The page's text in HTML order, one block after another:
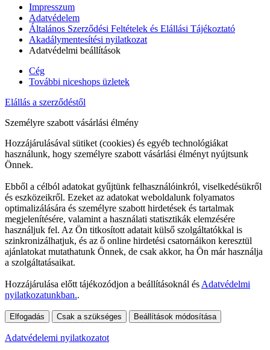
Impresszum
Adatvédelem
Általános Szerződési Feltételek és Elállási Tájékoztató
Akadálymentesítési nyilatkozat
Adatvédelmi beállítások
Cég
További niceshops üzletek
Elállás a szerződéstől
Személyre szabott vásárlási élmény
Hozzájárulásával sütiket (cookies) és egyéb technológiákat
használunk, hogy személyre szabott vásárlási élményt nyújtsunk
Önnek.
Ebből a célból adatokat gyűjtünk felhasználóinkról, viselkedésükről
és eszközeikről. Ezeket az adatokat weboldalunk folyamatos
optimalizálására és személyre szabott hirdetések és tartalmak
megjelenítésére, valamint a használati statisztikák elemzésére
használjuk fel. Az Ön titkosított adatait külső szolgáltatókkal is
szinkronizálhatjuk, és az ő online hirdetési csatornáikon keresztül
ajánlatokat mutathatunk Önnek, de csak akkor, ha Ön már használja
a szolgáltatásaikat.
Hozzájárulása előtt tájékozódjon a beállításoknál ésAdatvédelmi
nyilatkozatunkban..
Elfogadás Csak a szükséges Beállítások módosítása
Adatvédelemi nyilatkozatot